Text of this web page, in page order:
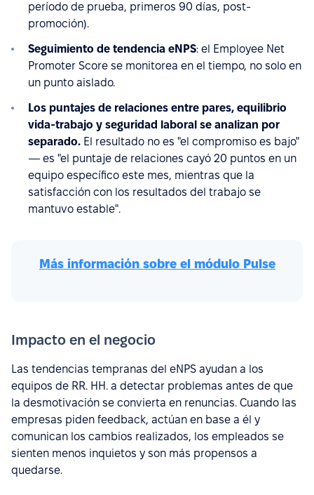
período de prueba, primeros 90 días, post-
promoción).
Seguimiento de tendencia eNPS: el Employee Net
Promoter Score se monitorea en el tiempo, no solo en
un punto aislado.
Los puntajes de relaciones entre pares, equilibrio
vida-trabajo y seguridad laboral se analizan por
separado. El resultado no es "el compromiso es bajo"
— es "el puntaje de relaciones cayó 20 puntos en un
equipo específico este mes, mientras que la
satisfacción con los resultados del trabajo se
mantuvo estable".
Más información sobre el módulo Pulse
Impacto en el negocio
Las tendencias tempranas del eNPS ayudan a los
equipos de RR. HH. a detectar problemas antes de que
la desmotivación se convierta en renuncias. Cuando las
empresas piden feedback, actúan en base a él y
comunican los cambios realizados, los empleados se
sienten menos inquietos y son más propensos a
quedarse.